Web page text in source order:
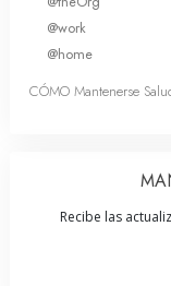
@work
@home
CÓMO Mantenerse
Recibe las